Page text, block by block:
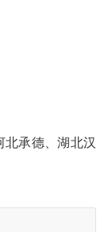
北承德、湖北汉